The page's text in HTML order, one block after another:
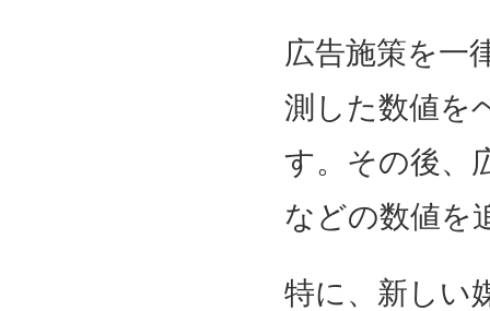
広告施策を一
測した数値を
す。その後、
などの数値を
特に、新しい